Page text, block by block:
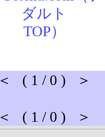
＜ ( 1 / 0 ) ＞
＜ ( 1 / 0 ) ＞